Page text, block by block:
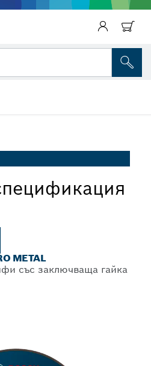
METAL
със заключваща гайка
Metal